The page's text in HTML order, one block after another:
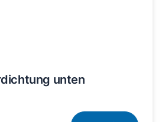
unten